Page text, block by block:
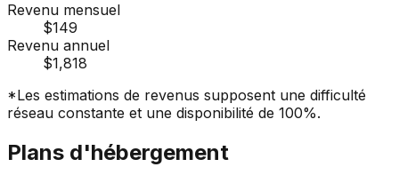
Revenu mensuel
$149
Revenu annuel
$1,818
*Les estimations de revenus supposent une difficulté
réseau constante et une disponibilité de 100%.
Plans d'hébergement